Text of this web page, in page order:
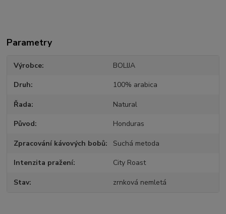
Parametry
Výrobce BOLIJA
Druh 100% arabica
Řada Natural
Původ Honduras
Zpracování kávových bobů Suchá metoda
Intenzita pražení City Roast
Stav zrnková nemletá